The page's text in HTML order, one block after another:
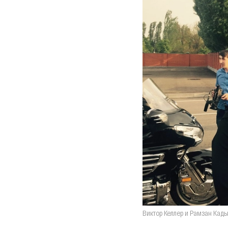
Виктор Келлер и Рамзан